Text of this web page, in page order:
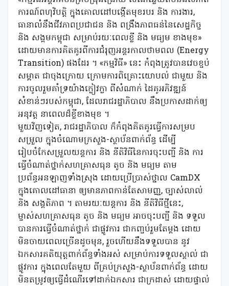
ការណ៍ពហុវិបត្តិ ក្នុងគោលដៅបង្កើតមុខរបរ និង ការងារ,
ធានាលំនឹងជីវភាពប្រជាជន និង ពង្រឹងភាពធន់នៃសេដ្ឋកិច្ច
និង សង្គមកម្ពុជា សម្រាប់រយៈពេលខ្លី និង មធ្យម ខាងមុខ»
ដោយមានការគិតគូរពីការជំរុញអន្តរកាលថាមពល (Energy
Transition) ផងដែរ ។ «កម្មវិធី» នេះ កំពុងត្រូវបានវេចខ្ចប់
សម្អាត ជាចុងក្រោយ ក្រោមការពិគ្រោះយោបល់ ជាមួយ និង
ការចូលរួមគាំទ្រយ៉ាងក្លៀវក្លា ពីសំណាក់ ដៃគូអភិវឌ្ឍន៍
សំខាន់ៗរបស់កម្ពុជា, ដែលរាជរដ្ឋាភិបាល នឹងប្រកាសដាក់ឲ្យ
អនុវត្ត នាពេលដ៏ខ្លីខាងមុខ ។
មួយវិញទៀត, រាជរដ្ឋាភិបាល ក៏កំពុងគិតគូរធ្វើការសម្រប
សម្រួល ក្នុងចំណោមក្រសួង-ស្ថាប័នពាក់ព័ន្ធ ដើម្បី
រៀបចំកែសម្រួលយន្តការ និង នីតិវិធីនៃការចុះបញ្ជី និង ការ
ធ្វើចំណាត់ថ្នាក់សហគ្រាសធុន តូច និង មធ្យម តាម
ប្រព័ន្ធអនឡាញទាំងស្រុង ដោយប្រើប្រាស់ថ្នាល CamDX
ក្នុងគោលដៅធានា ឲ្យមានភាពកាន់តែសាមញ្ញ, ច្បាស់លាល់
និង សង្គតិភាព ។ តាមរយៈយន្តការ និង នីតិវិធីថ្មីនេះ,
ម្ចាស់សហគ្រាសធុន តូច និង មធ្យម អាចចុះបញ្ជី និង ទទួល
បានការធ្វើចំណាត់ថ្នាក់ ជាផ្លូវការ ជាកញ្ចប់រួមតែម្តង ដោយ
មិនចាយពេលច្រើនដូចមុន, រួចហើយនឹងទទួលបាន នូវ
ឯកសារគតិយុត្តពាក់ព័ន្ធទាំងអស់ សម្រាប់ការទទួលស្គាល់ ជា
ផ្លូវការ​ ក្នុងពេលតែមួយ ពីគ្រប់ក្រសួង-ស្ថាប័នពាក់ព័ន្ធ ដោយ
មិនតម្រូវឲ្យធ្វើដំណើរទៅដាក់ឯកសារ ជាក្រដាស់ ដោយផ្ទាល់